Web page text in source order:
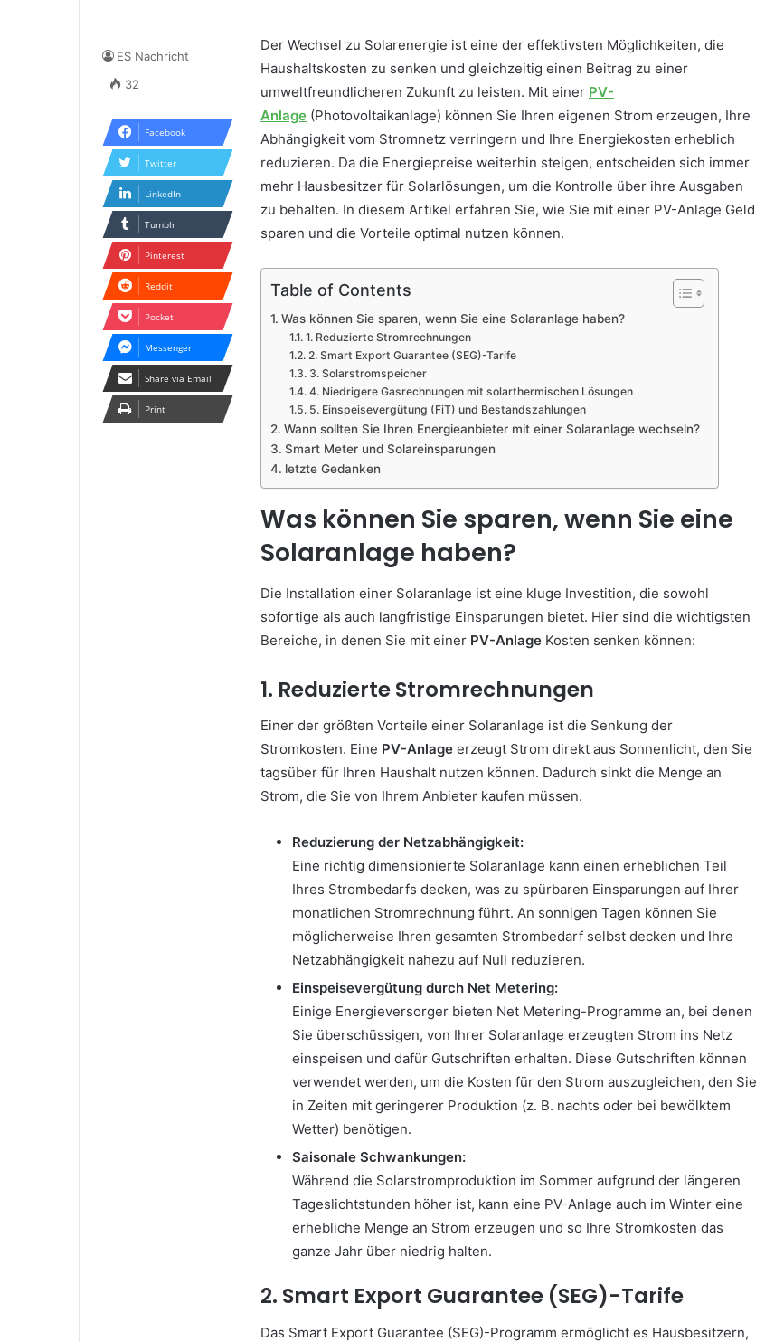
Der Wechsel zu Solarenergie ist eine der effektivsten Möglichkeiten, die
Haushaltskosten zu senken und gleichzeitig einen Beitrag zu einer
umweltfreundlicheren Zukunft zu leisten. Mit einer PV-
Anlage (Photovoltaikanlage) können Sie Ihren eigenen Strom erzeugen, Ihre
Abhängigkeit vom Stromnetz verringern und Ihre Energiekosten erheblich
reduzieren. Da die Energiepreise weiterhin steigen, entscheiden sich immer
mehr Hausbesitzer für Solarlösungen, um die Kontrolle über ihre Ausgaben
zu behalten. In diesem Artikel erfahren Sie, wie Sie mit einer PV-Anlage Geld
sparen und die Vorteile optimal nutzen können.
Table of Contents
Was können Sie sparen, wenn Sie eine Solaranlage haben?
1. Reduzierte Stromrechnungen
2. Smart Export Guarantee (SEG)-Tarife
3. Solarstromspeicher
4. Niedrigere Gasrechnungen mit solarthermischen Lösungen
5. Einspeisevergütung (FiT) und Bestandszahlungen
Wann sollten Sie Ihren Energieanbieter mit einer Solaranlage wechseln?
Smart Meter und Solareinsparungen
letzte Gedanken
Was können Sie sparen, wenn Sie eine
Solaranlage haben?
Die Installation einer Solaranlage ist eine kluge Investition, die sowohl
sofortige als auch langfristige Einsparungen bietet. Hier sind die wichtigsten
Bereiche, in denen Sie mit einer PV-Anlage Kosten senken können:
1. Reduzierte Stromrechnungen
Einer der größten Vorteile einer Solaranlage ist die Senkung der
Stromkosten. Eine PV-Anlage erzeugt Strom direkt aus Sonnenlicht, den Sie
tagsüber für Ihren Haushalt nutzen können. Dadurch sinkt die Menge an
Strom, die Sie von Ihrem Anbieter kaufen müssen.
Reduzierung der Netzabhängigkeit:
Eine richtig dimensionierte Solaranlage kann einen erheblichen Teil
Ihres Strombedarfs decken, was zu spürbaren Einsparungen auf Ihrer
monatlichen Stromrechnung führt. An sonnigen Tagen können Sie
möglicherweise Ihren gesamten Strombedarf selbst decken und Ihre
Netzabhängigkeit nahezu auf Null reduzieren.
Einspeisevergütung durch Net Metering:
Einige Energieversorger bieten Net Metering-Programme an, bei denen
Sie überschüssigen, von Ihrer Solaranlage erzeugten Strom ins Netz
einspeisen und dafür Gutschriften erhalten. Diese Gutschriften können
verwendet werden, um die Kosten für den Strom auszugleichen, den Sie
in Zeiten mit geringerer Produktion (z. B. nachts oder bei bewölktem
Wetter) benötigen.
Saisonale Schwankungen:
Während die Solarstromproduktion im Sommer aufgrund der längeren
Tageslichtstunden höher ist, kann eine PV-Anlage auch im Winter eine
erhebliche Menge an Strom erzeugen und so Ihre Stromkosten das
ganze Jahr über niedrig halten.
2. Smart Export Guarantee (SEG)-Tarife
Das Smart Export Guarantee (SEG)-Programm ermöglicht es Hausbesitzern,
ES Nachricht
32
Facebook
Twitter
LinkedIn
Tumblr
Pinterest
Reddit
Pocket
Messenger
Share via Email
Print